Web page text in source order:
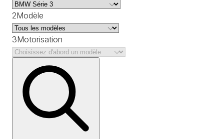
2Modèle
3Motorisation